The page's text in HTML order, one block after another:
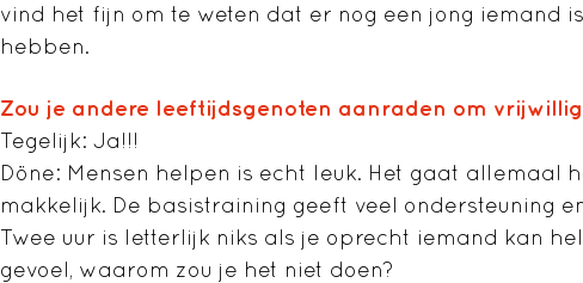
vind het fijn om te weten dat er nog een jong iemand
hebben.
Zou je andere leeftijdsgenoten aanraden om
Tegelijk: Ja!!!
Döne: Mensen helpen is echt leuk. Het gaat allemaal
makkelijk. De basistraining geeft veel ondersteuning
Twee uur is letterlijk niks als je oprecht iemand kan
gevoel, waarom zou je het niet doen?